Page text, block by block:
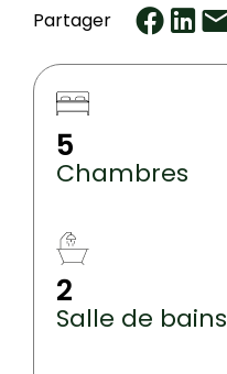
Partager
5
Chambres
2
Salle de bains